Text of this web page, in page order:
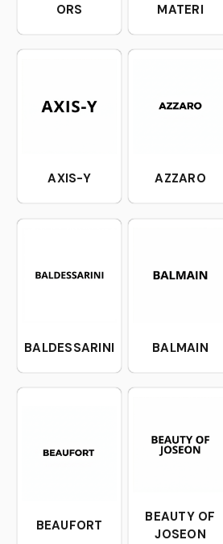
ORS MATERI
AXIS-Y AZZARO
BALDESSARINI BALMAIN
BEAUFORT
BEAUTY OF
JOSEON